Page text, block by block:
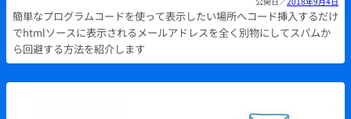
簡単なプログラムコードを使って表示したい場所へコード挿入するだけ
でhtmlソースに表示されるメールアドレスを全く別物にしてスパムか
ら回避する方法を紹介します